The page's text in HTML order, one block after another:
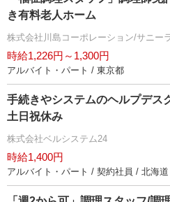
き有料老人ホーム
株式会社川島コーポレーション/サニー
時給1,226円～1,300円
アルバイト・パート / 東京都
手続きやシステムのヘルプデス
土日祝休み
株式会社ベルシステム24
時給1,400円
アルバイト・パート / 契約社員 / 北海道